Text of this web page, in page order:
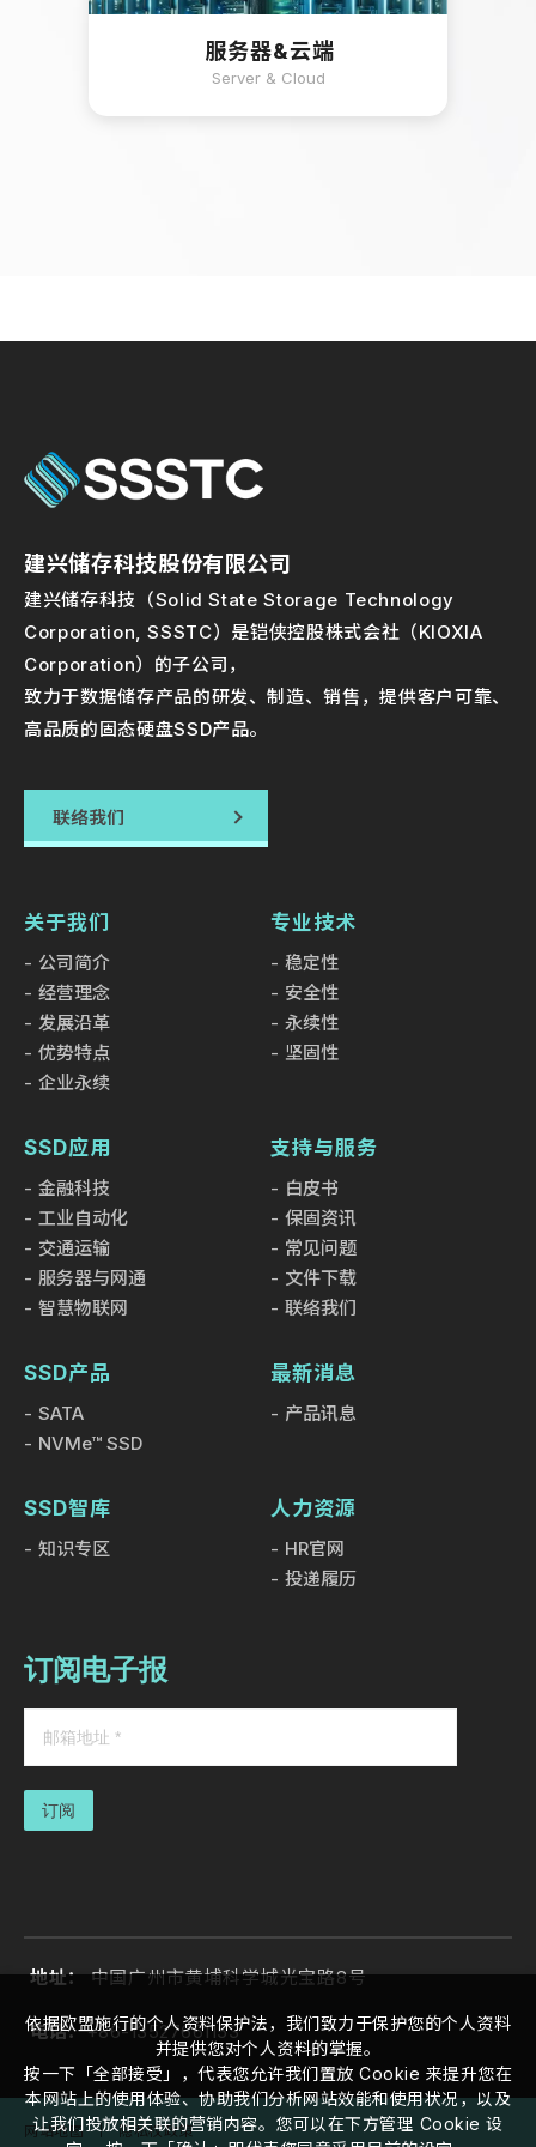
服务器&云端
Server & Cloud
建兴储存科技股份有限公司
建兴储存科技（Solid State Storage Technology
Corporation, SSSTC）是铠侠控股株式会社（KIOXIA
Corporation）的子公司，
致力于数据储存产品的研发、制造、销售，提供客户可靠、
高品质的固态硬盘SSD产品。
联络我们
关于我们
公司简介
经营理念
发展沿革
优势特点
企业永续
专业技术
稳定性
安全性
永续性
坚固性
SSD应用
金融科技
工业自动化
交通运输
服务器与网通
智慧物联网
支持与服务
白皮书
保固资讯
常见问题
文件下载
联络我们
SSD产品
SATA
NVMe™ SSD
最新消息
产品讯息
SSD智库
知识专区
人力资源
HR官网
投递履历
订阅电子报
订阅
地址： 中国广州市黄埔科学城光宝路8号
电话：+86-13527661153
网站地图 ｜ 隐私权政策
依据欧盟施行的个人资料保护法，我们致力于保护您的个人资料
并提供您对个人资料的掌握。
按一下「全部接受」，代表您允许我们置放 Cookie 来提升您在
本网站上的使用体验、协助我们分析网站效能和使用状况，以及
让我们投放相关联的营销内容。您可以在下方管理 Cookie 设